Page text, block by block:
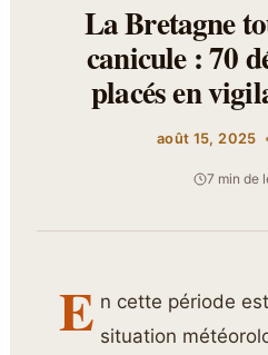
La Bretagne
canicule : 70
placés en
août 15, 2025
7 min de
E n cette période
situation